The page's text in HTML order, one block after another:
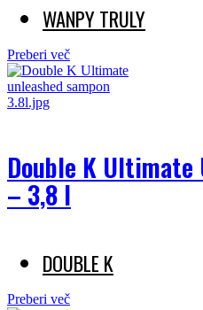
WANPY TRULY
Preberi več
Double K Ultimate
– 3,8 l
DOUBLE K
Preberi več